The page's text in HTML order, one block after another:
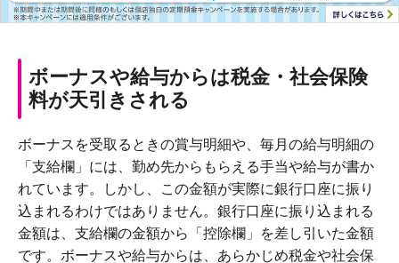
ボーナスや給与からは税金・社会保険
料が天引きされる
ボーナスを受取るときの賞与明細や、毎月の給与明細の
「支給欄」には、勤め先からもらえる手当や給与が書か
れています。しかし、この金額が実際に銀行口座に振り
込まれるわけではありません。銀行口座に振り込まれる
金額は、支給欄の金額から「控除欄」を差し引いた金額
です。ボーナスや給与からは、あらかじめ税金や社会保